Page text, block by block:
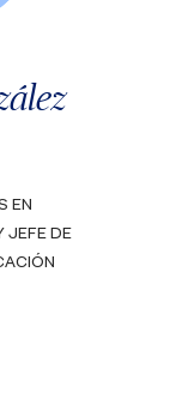
EN
JEFE DE